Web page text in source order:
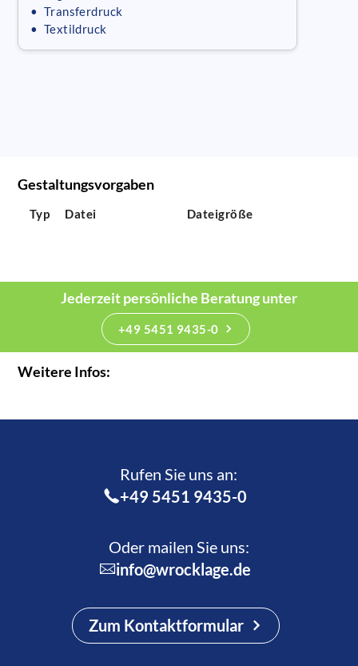
• Transferdruck
• Textildruck
Gestaltungsvorgaben
Typ Datei Dateigröße
Jederzeit persönliche Beratung unter
+49 5451 9435-0
Weitere Infos:
Rufen Sie uns an:­
+49 5451 9435-0
Oder mailen Sie uns:
info@wrocklage.de
Zum Kontaktformular